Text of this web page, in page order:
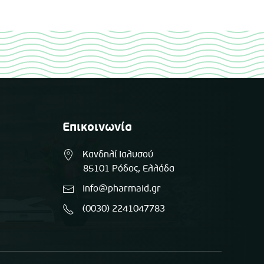
Επικοινωνία
Κανδηλί Ιαλυσού
85101 Ρόδος, Ελλάδα
info@pharmaid.gr
(0030) 2241047783